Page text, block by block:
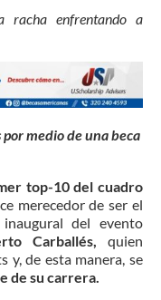
racha enfrentando a
medio de una beca
top-10 del cuadro
merecedor de ser el
del evento
Carballés,
quien
y, de esta manera, se
de su carrera.